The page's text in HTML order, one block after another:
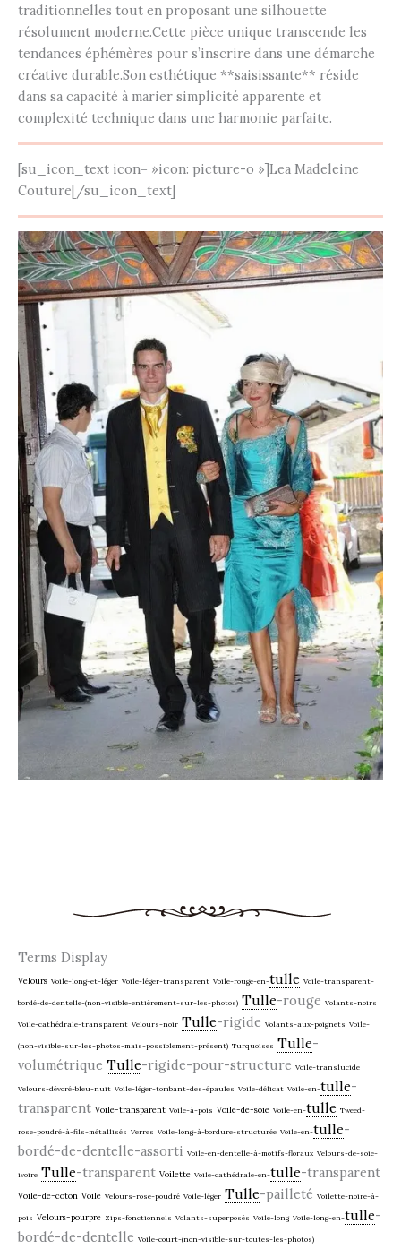
traditionnelles tout en proposant une silhouette
résolument moderne.Cette pièce unique transcende les
tendances éphémères pour s’inscrire dans une démarche
créative durable.Son esthétique **saisissante** réside
dans sa capacité à marier simplicité apparente et
complexité technique dans une harmonie parfaite.
[su_icon_text icon= »icon: picture-o »]Lea Madeleine
Couture[/su_icon_text]
Terms Display
Velours Voile-long-et-léger Voile-léger-transparent Voile-rouge-en-tulle Voile-transparent-
bordé-de-dentelle-(non-visible-entièrement-sur-les-photos) Tulle-rouge Volants-noirs
Voile-cathédrale-transparent Velours-noir Tulle-rigide Volants-aux-poignets Voile-
(non-visible-sur-les-photos-mais-possiblement-présent) Turquoises Tulle-
volumétrique Tulle-rigide-pour-structure Voile-translucide
Velours-dévoré-bleu-nuit Voile-léger-tombant-des-épaules Voile-délicat Voile-en-tulle-
transparent Voile-transparent Voile-à-pois Voile-de-soie Voile-en-tulle Tweed-
rose-poudré-à-fils-métallisés Verres Voile-long-à-bordure-structurée Voile-en-tulle-
bordé-de-dentelle-assorti Voile-en-dentelle-à-motifs-floraux Velours-de-soie-
ivoire Tulle-transparent Voilette Voile-cathédrale-en-tulle-transparent
Voile-de-coton Voile Velours-rose-poudré Voile-léger Tulle-pailleté Voilette-noire-à-
pois Velours-pourpre Zips-fonctionnels Volants-superposés Voile-long Voile-long-en-tulle-
bordé-de-dentelle Voile-court-(non-visible-sur-toutes-les-photos)